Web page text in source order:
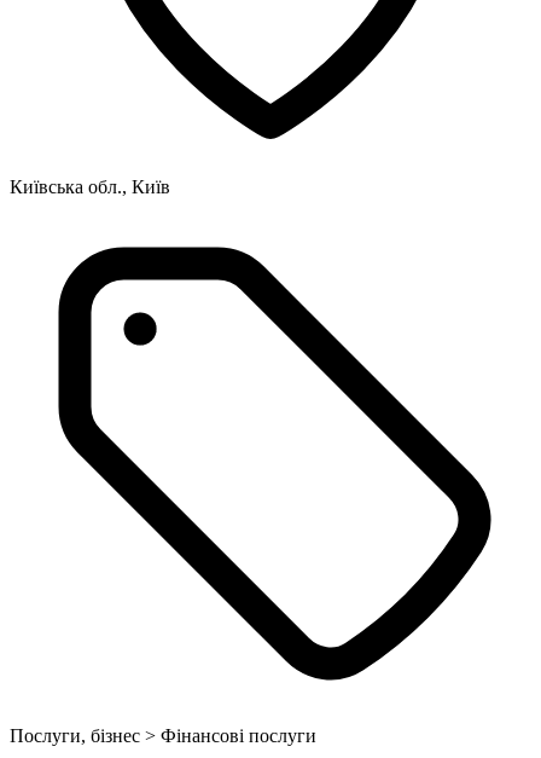
Київська обл., Київ
Послуги, бізнес > Фінансові послуги